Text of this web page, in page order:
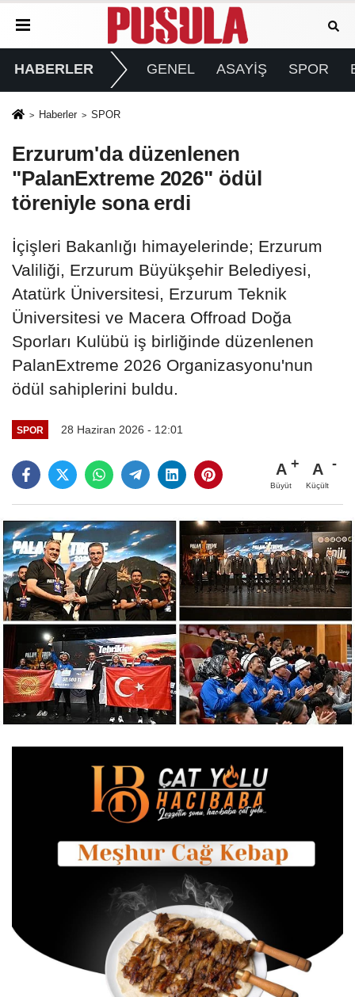
HABERLER GENEL ASAYİŞ SPOR
Haberler SPOR
Erzurum'da düzenlenen
"PalanExtreme 2026" ödül
töreniyle sona erdi
İçişleri Bakanlığı himayelerinde; Erzurum
Valiliği, Erzurum Büyükşehir Belediyesi,
Atatürk Üniversitesi, Erzurum Teknik
Üniversitesi ve Macera Offroad Doğa
Sporları Kulübü iş birliğinde düzenlenen
PalanExtreme 2026 Organizasyonu'nun
ödül sahiplerini buldu.
SPOR 28 Haziran 2026 - 12:01
A
Büyüt
A
Küçült